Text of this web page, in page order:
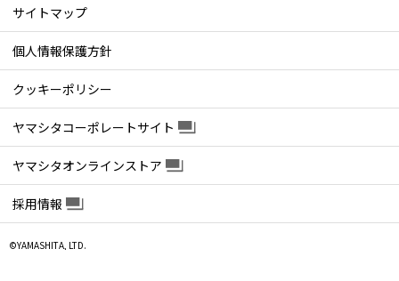
サイトマップ
個人情報保護方針
クッキーポリシー
ヤマシタコーポレートサイト
ヤマシタオンラインストア
採用情報
©YAMASHITA, LTD.